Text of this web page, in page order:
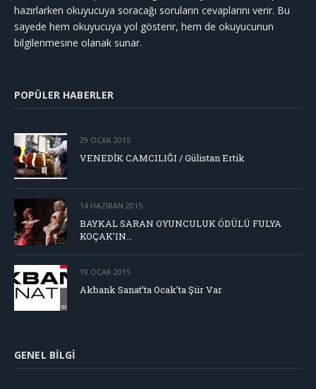
hazırlarken okuyucuya soracağı soruların cevaplarını verir. Bu
sayede hem okuyucuya yol gösterir, hem de okuyucunun
bilgilenmesine olanak sunar.
POPÜLER HABERLER
29 OCAK 2015
VENEDİK CAMCILIĞI / Gülistan Ertik
14 HAZIRAN 2015
BAYKAL SARAN OYUNCULUK ÖDÜLÜ FULYA
KOÇAK’IN…
19 OCAK 2015
Akbank Sanat’ta Ocak’ta Şiir Var
GENEL BILGI